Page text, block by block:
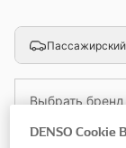
Пассажирский
Выбрать бренд
DENSO Cookie